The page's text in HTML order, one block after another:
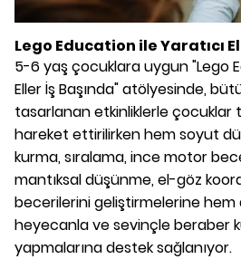
Lego Education ile Yaratıcı
5-6 yaş çocuklara uygun "Lego
Eller İş Başında" atölyesinde,
tasarlanan etkinliklerle çocuklar
hareket ettirilirken hem soyut
kurma, sıralama, ince motor
mantıksal düşünme, el-göz
becerilerini geliştirmelerine
heyecanla ve sevinçle beraber
yapmalarına destek sağlanıyor.